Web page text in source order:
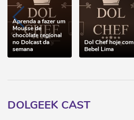
Aprenda a fazer um
Mousse de
chocolate regional
no Dolcast da
semana
Dol Chef hoje com
Bebel Lima
DOLGEEK CAST